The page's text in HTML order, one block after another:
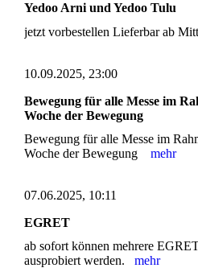
Yedoo Arni und Yedoo Tulu
jetzt vorbestellen Lieferbar ab
10.09.2025, 23:00
Bewegung für alle Messe im
Woche der Bewegung
Bewegung für alle Messe im
Woche der Bewegung mehr
07.06.2025, 10:11
EGRET
ab sofort können mehrere
ausprobiert werden. mehr